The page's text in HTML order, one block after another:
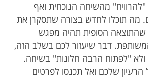
"להרוויח" מהשיחה הנוכחית ואף
מה תוכלו לחדש בצורה שתסקרן את
שהתוצאה הסופית תהיה מפגש
דבר שיעזור לכם בשלב הזה,
ולא "לפתוח הרבה חלונות" בשיחה.
שלכם ואל תכנסו לפרטים